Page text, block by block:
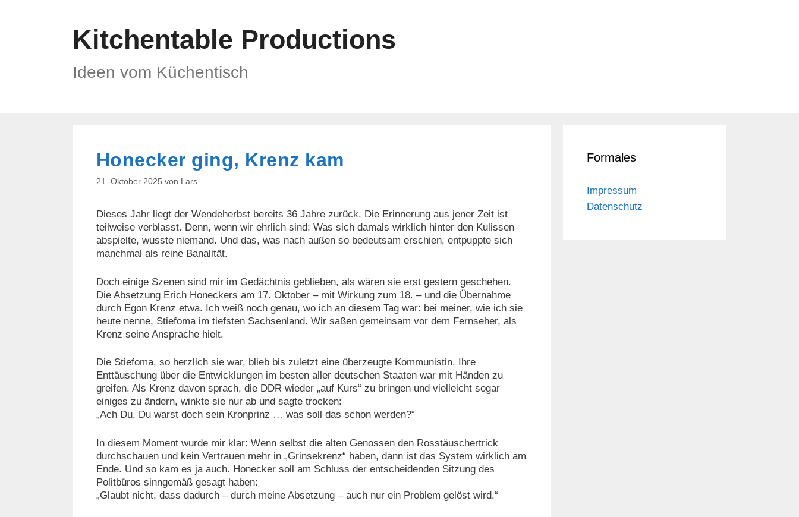
Kitchentable Productions
Ideen vom Küchentisch
Honecker ging, Krenz kam
21. Oktober 2025 von Lars
Dieses Jahr liegt der Wendeherbst bereits 36 Jahre zurück. Die Erinnerung aus jener Zeit ist
teilweise verblasst. Denn, wenn wir ehrlich sind: Was sich damals wirklich hinter den Kulissen
abspielte, wusste niemand. Und das, was nach außen so bedeutsam erschien, entpuppte sich
manchmal als reine Banalität.
Doch einige Szenen sind mir im Gedächtnis geblieben, als wären sie erst gestern geschehen.
Die Absetzung Erich Honeckers am 17. Oktober – mit Wirkung zum 18. – und die Übernahme
durch Egon Krenz etwa. Ich weiß noch genau, wo ich an diesem Tag war: bei meiner, wie ich sie
heute nenne, Stiefoma im tiefsten Sachsenland. Wir saßen gemeinsam vor dem Fernseher, als
Krenz seine Ansprache hielt.
Die Stiefoma, so herzlich sie war, blieb bis zuletzt eine überzeugte Kommunistin. Ihre
Enttäuschung über die Entwicklungen im besten aller deutschen Staaten war mit Händen zu
greifen. Als Krenz davon sprach, die DDR wieder „auf Kurs“ zu bringen und vielleicht sogar
einiges zu ändern, winkte sie nur ab und sagte trocken:
„Ach Du, Du warst doch sein Kronprinz … was soll das schon werden?“
In diesem Moment wurde mir klar: Wenn selbst die alten Genossen den Rosstäuschertrick
durchschauen und kein Vertrauen mehr in „Grinsekrenz“ haben, dann ist das System wirklich am
Ende. Und so kam es ja auch. Honecker soll am Schluss der entscheidenden Sitzung des
Politbüros sinngemäß gesagt haben:
„Glaubt nicht, dass dadurch – durch meine Absetzung – auch nur ein Problem gelöst wird.“
Formales
Impressum
Datenschutz